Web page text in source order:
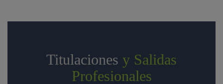
Titulaciones y Salidas
Profesionales